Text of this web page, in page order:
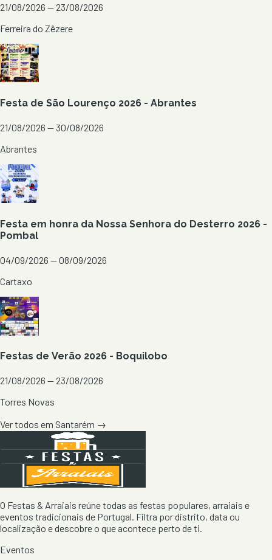
21/08/2026 — 23/08/2026
Ferreira do Zêzere
Festa de São Lourenço 2026 - Abrantes
21/08/2026 — 30/08/2026
Abrantes
Festa em honra da Nossa Senhora do Desterro 2026 -
Pombal
04/09/2026 — 08/09/2026
Cartaxo
Festas de Verão 2026 - Boquilobo
21/08/2026 — 23/08/2026
Torres Novas
Ver todos em Santarém →
O Festas & Arraiais reúne todas as festas populares, arraiais e
eventos tradicionais de Portugal. Filtra por distrito, data ou
localização e descobre o que acontece perto de ti.
Eventos